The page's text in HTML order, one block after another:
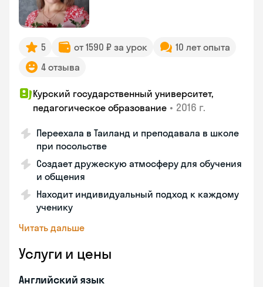
5 от 1590 ₽ за урок
10 лет опыта
4 отзыва
Курский государственный университет,
педагогическое образование • 2016 г.
Переехала в Таиланд и преподавала в школе
при посольстве
Создает дружескую атмосферу для обучения
и общения
Находит индивидуальный подход к каждому
ученику
Читать дальше
Услуги и цены
Английский язык